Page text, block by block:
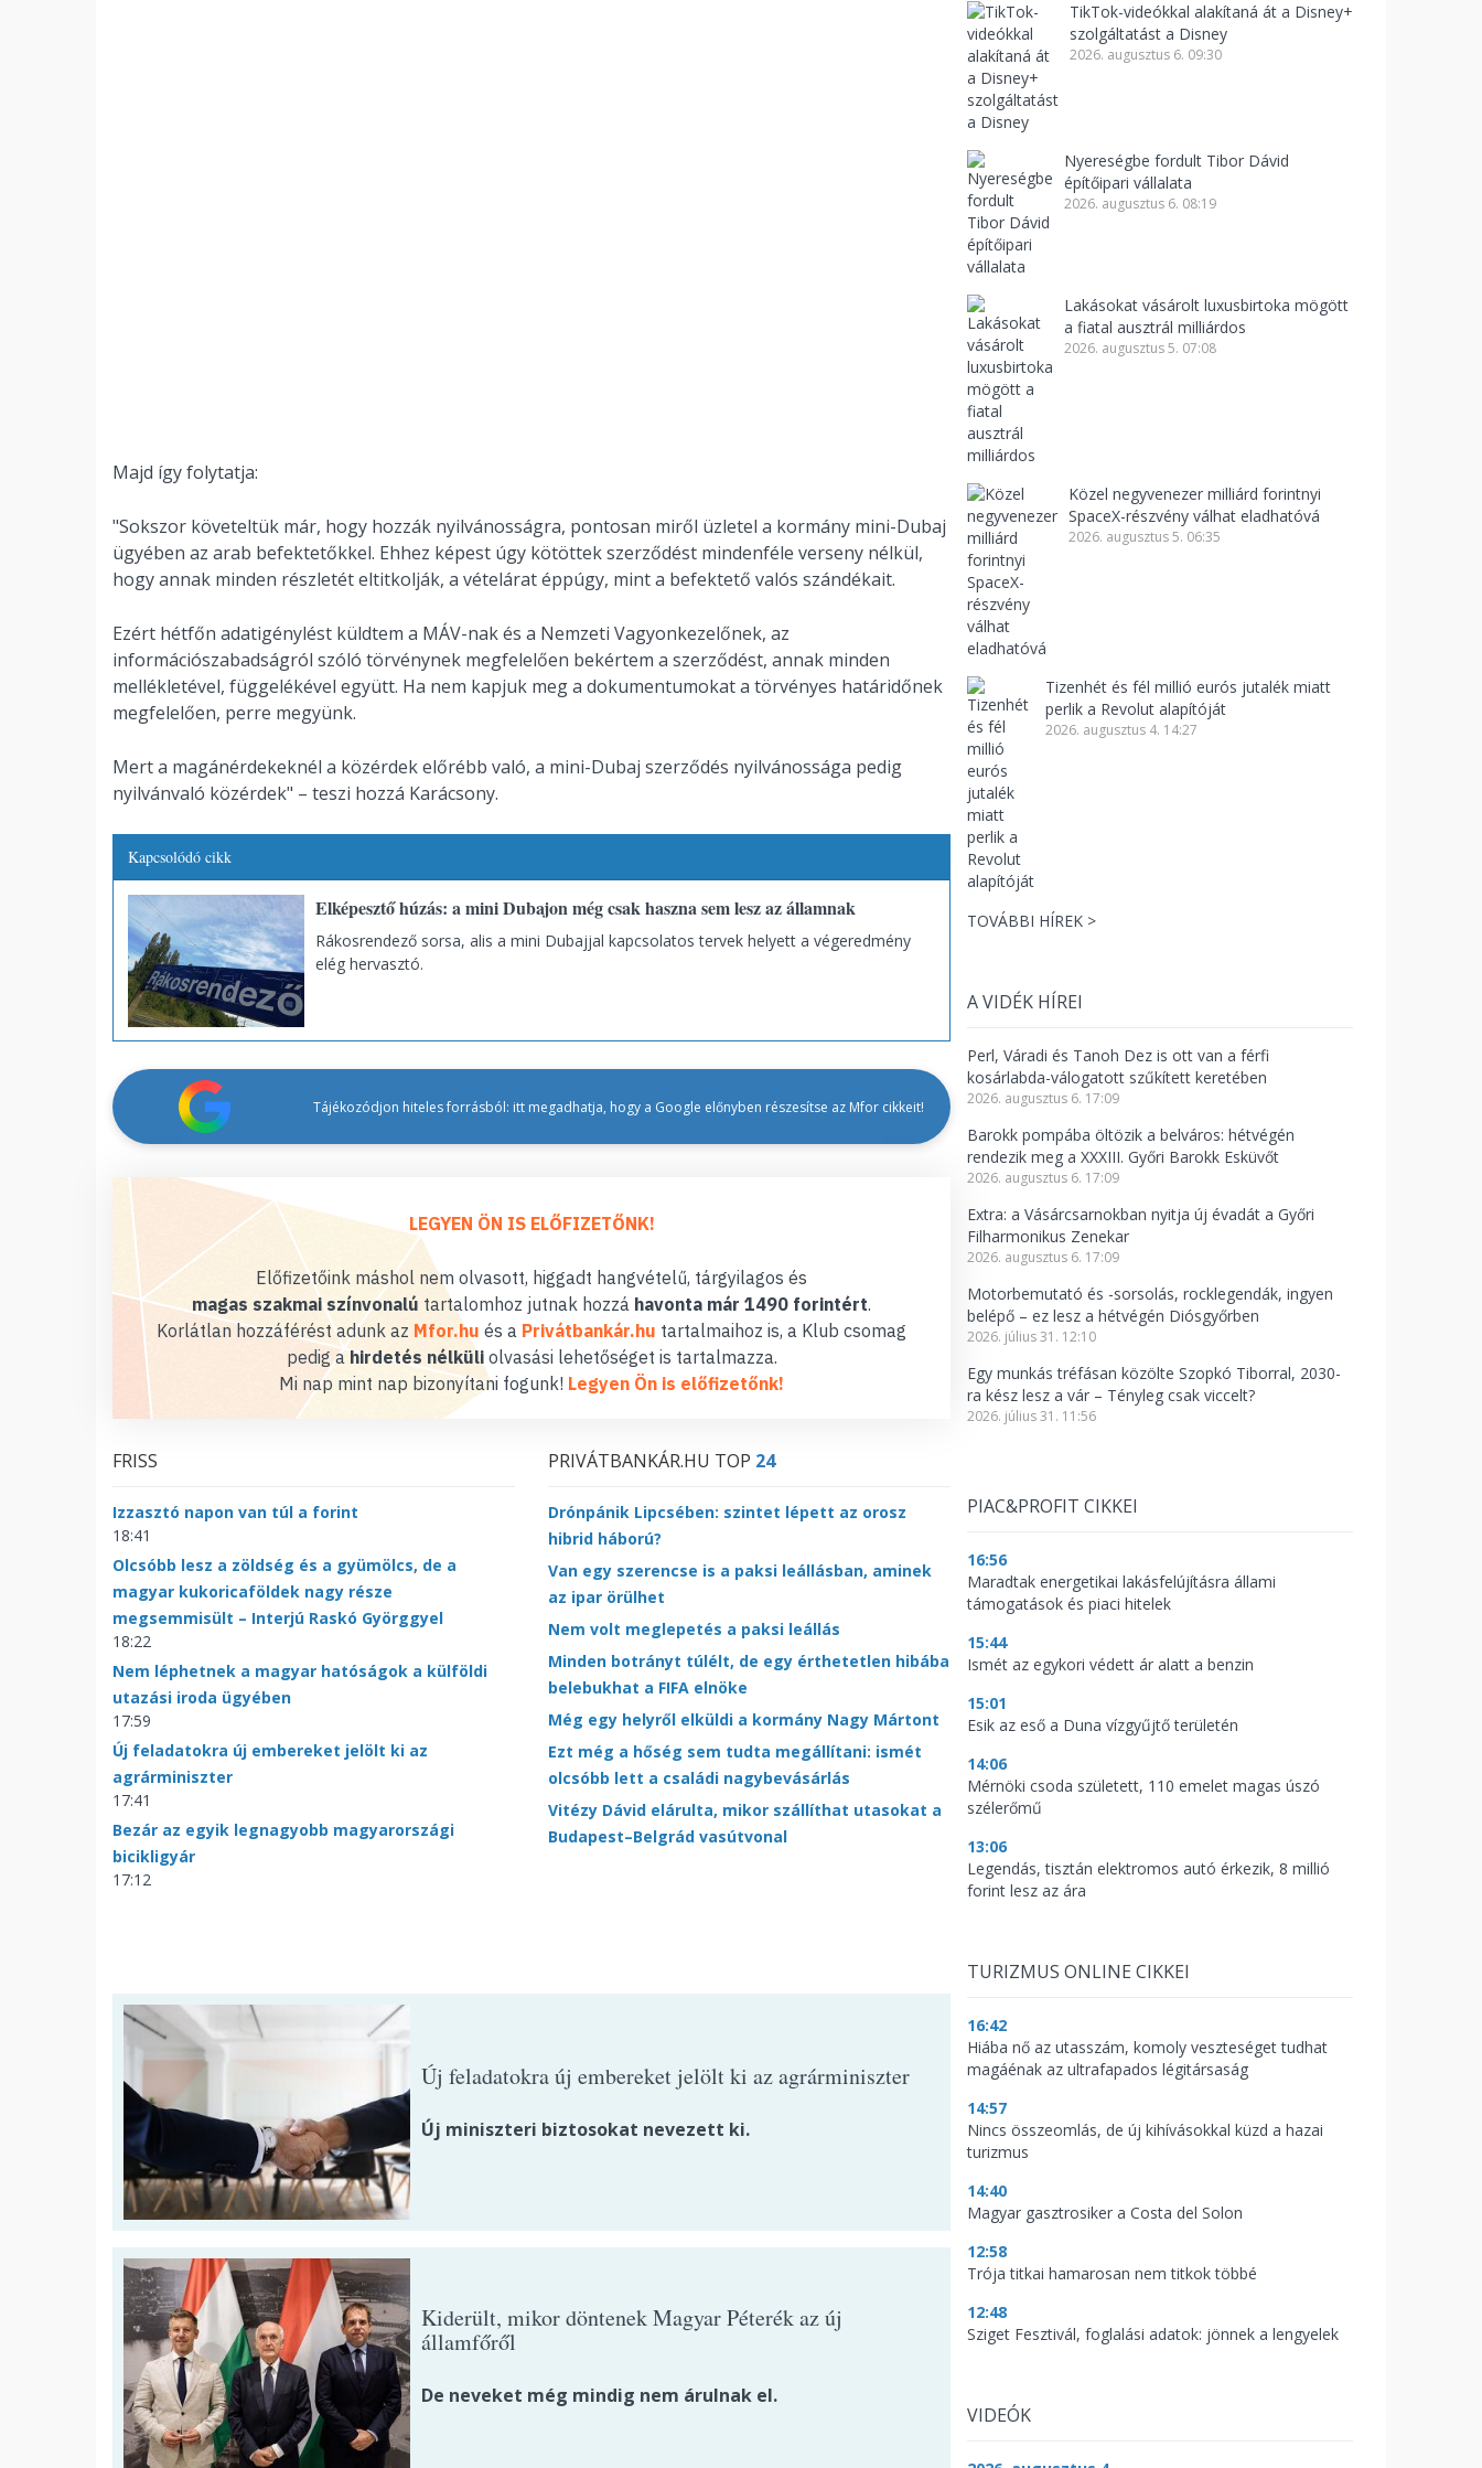
Majd így folytatja:
"Sokszor követeltük már, hogy hozzák nyilvánosságra, pontosan miről üzletel a kormány mini-Dubaj
ügyében az arab befektetőkkel. Ehhez képest úgy kötöttek szerződést mindenféle verseny nélkül,
hogy annak minden részletét eltitkolják, a vételárat éppúgy, mint a befektető valós szándékait.
Ezért hétfőn adatigénylést küldtem a MÁV-nak és a Nemzeti Vagyonkezelőnek, az
információszabadságról szóló törvénynek megfelelően bekértem a szerződést, annak minden
mellékletével, függelékével együtt. Ha nem kapjuk meg a dokumentumokat a törvényes határidőnek
megfelelően, perre megyünk.
Mert a magánérdekeknél a közérdek előrébb való, a mini-Dubaj szerződés nyilvánossága pedig
nyilvánvaló közérdek" – teszi hozzá Karácsony.
Kapcsolódó cikk
Elképesztő húzás: a mini Dubajon még csak haszna sem lesz az államnak
Rákosrendező sorsa, alis a mini Dubajjal kapcsolatos tervek helyett a végeredmény
elég hervasztó.
Tájékozódjon hiteles forrásból: itt megadhatja, hogy a Google előnyben részesítse az Mfor cikkeit!
LEGYEN ÖN IS ELŐFIZETŐNK!
Előfizetőink máshol nem olvasott, higgadt hangvételű, tárgyilagos és
magas szakmai színvonalú tartalomhoz jutnak hozzá havonta már 1490 forintért.
Korlátlan hozzáférést adunk az Mfor.hu és a Privátbankár.hu tartalmaihoz is, a Klub csomag
pedig ahirdetés nélküliolvasási lehetőséget is tartalmazza.
Mi nap mint nap bizonyítani fogunk! Legyen Ön is előfizetőnk!
FRISS
Izzasztó napon van túl a forint
18:41
Olcsóbb lesz a zöldség és a gyümölcs, de a
magyar kukoricaföldek nagy része
megsemmisült – Interjú Raskó Györggyel
18:22
Nem léphetnek a magyar hatóságok a külföldi
utazási iroda ügyében
17:59
Új feladatokra új embereket jelölt ki az
agrárminiszter
17:41
Bezár az egyik legnagyobb magyarországi
bicikligyár
17:12
PRIVÁTBANKÁR.HU TOP 24
Drónpánik Lipcsében: szintet lépett az orosz
hibrid háború?
Van egy szerencse is a paksi leállásban, aminek
az ipar örülhet
Nem volt meglepetés a paksi leállás
Minden botrányt túlélt, de egy érthetetlen hibába
belebukhat a FIFA elnöke
Még egy helyről elküldi a kormány Nagy Mártont
Ezt még a hőség sem tudta megállítani: ismét
olcsóbb lett a családi nagybevásárlás
Vitézy Dávid elárulta, mikor szállíthat utasokat a
Budapest–Belgrád vasútvonal
Új feladatokra új embereket jelölt ki az agrárminiszter
Új miniszteri biztosokat nevezett ki.
Kiderült, mikor döntenek Magyar Péterék az új
államfőről
De neveket még mindig nem árulnak el.
TikTok-videókkal alakítaná át a Disney+
szolgáltatást a Disney
2026. augusztus 6. 09:30
Nyereségbe fordult Tibor Dávid
építőipari vállalata
2026. augusztus 6. 08:19
Lakásokat vásárolt luxusbirtoka mögött
a fiatal ausztrál milliárdos
2026. augusztus 5. 07:08
Közel negyvenezer milliárd forintnyi
SpaceX-részvény válhat eladhatóvá
2026. augusztus 5. 06:35
Tizenhét és fél millió eurós jutalék miatt
perlik a Revolut alapítóját
2026. augusztus 4. 14:27
TOVÁBBI HÍREK >
A VIDÉK HÍREI
Perl, Váradi és Tanoh Dez is ott van a férfi
kosárlabda-válogatott szűkített keretében
2026. augusztus 6. 17:09
Barokk pompába öltözik a belváros: hétvégén
rendezik meg a XXXIII. Győri Barokk Esküvőt
2026. augusztus 6. 17:09
Extra: a Vásárcsarnokban nyitja új évadát a Győri
Filharmonikus Zenekar
2026. augusztus 6. 17:09
Motorbemutató és -sorsolás, rocklegendák, ingyen
belépő – ez lesz a hétvégén Diósgyőrben
2026. július 31. 12:10
Egy munkás tréfásan közölte Szopkó Tiborral, 2030-
ra kész lesz a vár – Tényleg csak viccelt?
2026. július 31. 11:56
PIAC&PROFIT CIKKEI
16:56
Maradtak energetikai lakásfelújításra állami
támogatások és piaci hitelek
15:44
Ismét az egykori védett ár alatt a benzin
15:01
Esik az eső a Duna vízgyűjtő területén
14:06
Mérnöki csoda született, 110 emelet magas úszó
szélerőmű
13:06
Legendás, tisztán elektromos autó érkezik, 8 millió
forint lesz az ára
TURIZMUS ONLINE CIKKEI
16:42
Hiába nő az utasszám, komoly veszteséget tudhat
magáénak az ultrafapados légitársaság
14:57
Nincs összeomlás, de új kihívásokkal küzd a hazai
turizmus
14:40
Magyar gasztrosiker a Costa del Solon
12:58
Trója titkai hamarosan nem titkok többé
12:48
Sziget Fesztivál, foglalási adatok: jönnek a lengyelek
VIDEÓK